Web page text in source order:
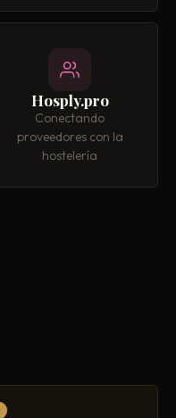
Hosply.pro
Conectando
proveedores con la
hostelería